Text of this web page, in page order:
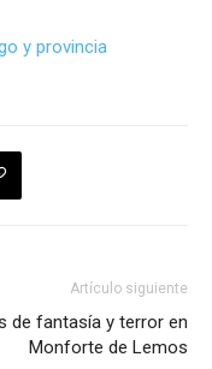
y provincia
Artículo siguiente
de fantasía y terror en
Monforte de Lemos